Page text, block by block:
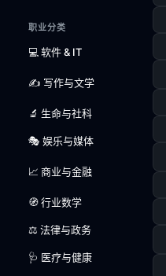
职业分类
💻 软件 & IT
✍️ 写作与文学
🔬 生命与社科
🎭 娱乐与媒体
📈 商业与金融
🧭 行业数学
⚖️ 法律与政务
🩺 医疗与健康